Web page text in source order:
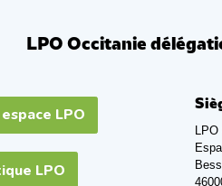
LPO Occitanie
LPO
LPO
LPO